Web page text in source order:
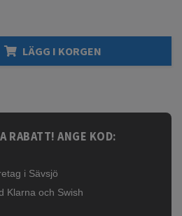
LÄGG I KORGEN
RABATT! ANGE KOD:
i Sävsjö
Klarna och Swish